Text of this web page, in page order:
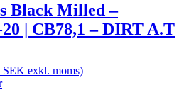
Black Milled –
| CB78,1 – DIRT A.T
SEK exkl. moms)